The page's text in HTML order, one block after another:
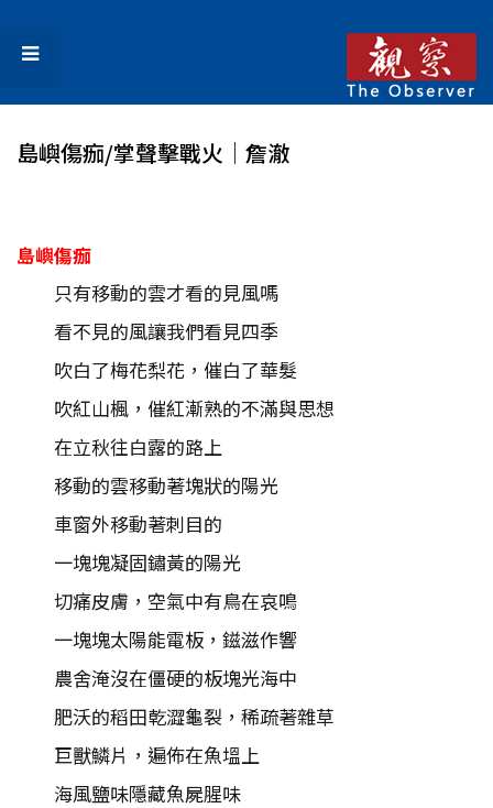
島嶼傷痂/掌聲擊戰火│詹澈
島嶼傷痂
只有移動的雲才看的見風嗎
看不見的風讓我們看見四季
吹白了梅花梨花，催白了華髮
吹紅山楓，催紅漸熟的不滿與思想
在立秋往白露的路上
移動的雲移動著塊狀的陽光
車窗外移動著刺目的
一塊塊凝固鏽黃的陽光
切痛皮膚，空氣中有鳥在哀鳴
一塊塊太陽能電板，鎡滋作響
農舍淹沒在僵硬的板塊光海中
肥沃的稻田乾澀龜裂，稀疏著雜草
巨獸鱗片，遍佈在魚塭上
海風鹽味隱藏魚屍腥味